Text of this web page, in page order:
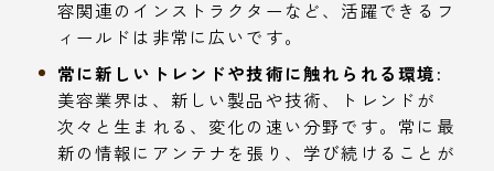
容関連のインストラクターなど、活躍できるフ
ィールドは非常に広いです。
常に新しいトレンドや技術に触れられる環境:
美容業界は、新しい製品や技術、トレンドが
次々と生まれる、変化の速い分野です。常に最
新の情報にアンテナを張り、学び続けることが